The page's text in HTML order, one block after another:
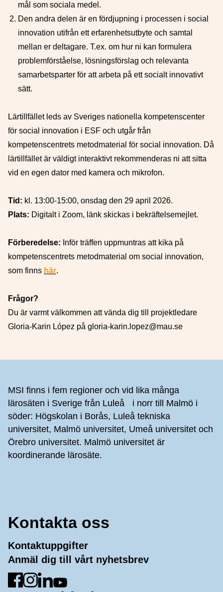
mål som sociala medel.
Den andra delen är en fördjupning i processen i social
innovation utifrån ett erfarenhetsutbyte och samtal
mellan er deltagare. T.ex. om hur ni kan formulera
problemförståelse, lösningsförslag och relevanta
samarbetsparter för att arbeta på ett socialt innovativt
sätt.
Lärtillfället leds av Sveriges nationella kompetenscenter
för social innovation i ESF och utgår från
kompetenscentrets metodmaterial för social innovation. Då
lärtillfället är väldigt interaktivt rekommenderas ni att sitta
vid en egen dator med kamera och mikrofon.
Tid: kl. 13:00-15:00, onsdag den 29 april 2026.
Plats: Digitalt i Zoom, länk skickas i bekräftelsemejlet.
Förberedelse: Inför träffen uppmuntras att kika på
kompetenscentrets metodmaterial om social innovation,
som finns här.
Frågor?
Du är varmt välkommen att vända dig till projektledare
Gloria-Karin López på gloria-karin.lopez@mau.se
MSI finns i fem regioner och vid lika många
lärosäten i Sverige från Luleå i norr till Malmö i
söder: Högskolan i Borås, Luleå tekniska
universitet, Malmö universitet, Umeå universitet och
Örebro universitet. Malmö universitet är
koordinerande lärosäte.
Kontakta oss
Kontaktuppgifter
Anmäl dig till vårt nyhetsbrev
Gå till Facebook
Gå till Instagram
Gå till LinkedIn
Gå till YouTube